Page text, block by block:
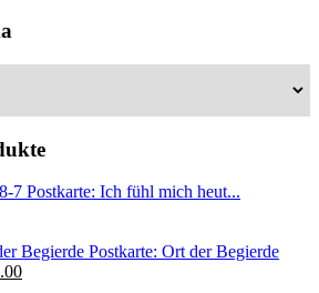
Postkarte: Ich fühl mich heut...
Postkarte: Ort der Begierde
Aktueller